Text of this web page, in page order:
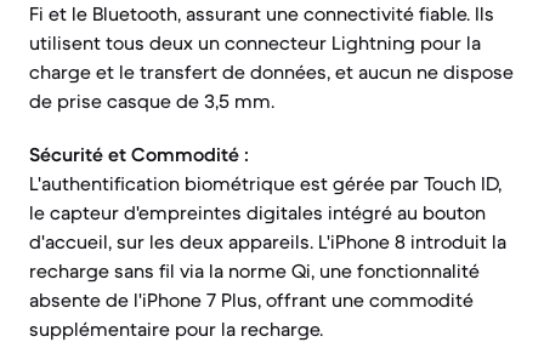
Fi et le Bluetooth, assurant une connectivité fiable. Ils
utilisent tous deux un connecteur Lightning pour la
charge et le transfert de données, et aucun ne dispose
de prise casque de 3,5 mm.
Sécurité et Commodité :
L'authentification biométrique est gérée par Touch ID,
le capteur d'empreintes digitales intégré au bouton
d'accueil, sur les deux appareils. L'iPhone 8 introduit la
recharge sans fil via la norme Qi, une fonctionnalité
absente de l'iPhone 7 Plus, offrant une commodité
supplémentaire pour la recharge.